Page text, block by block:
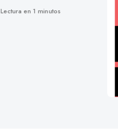
Lectura en 1 minutos